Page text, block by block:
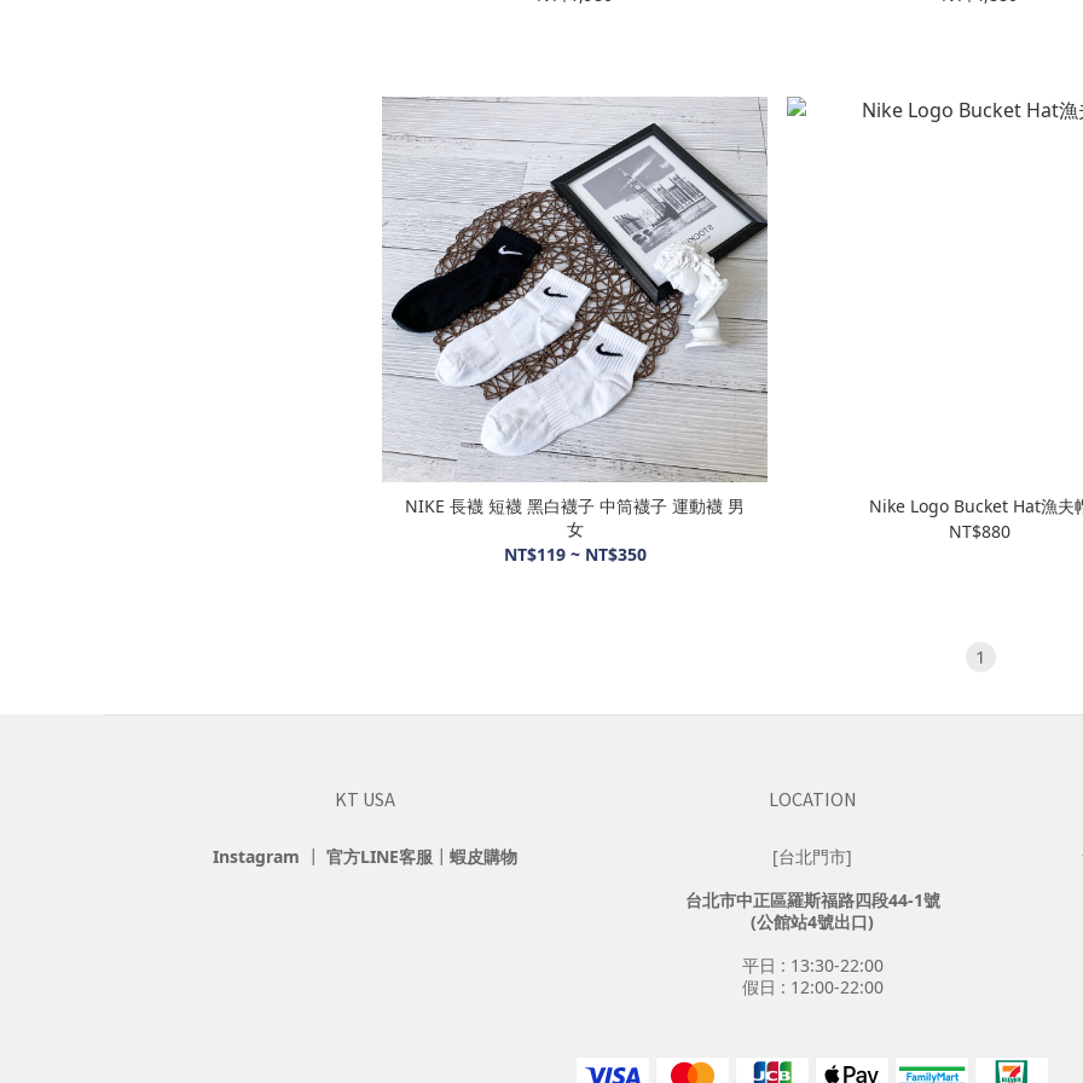
NIKE 長襪 短襪 黑白襪子 中筒襪子 運動襪 男
女
NT$119 ~ NT$350
Nike Logo Bucket Hat漁夫
NT$880
1
KT USA
Instagram ┃ 官方LINE客服 ┃ 蝦皮購物
LOCATION
[台北門市]
台北市中正區羅斯福路四段44-1號
(公館站4號出口)
平日 : 13:30-22:00
假日 : 12:00-22:00